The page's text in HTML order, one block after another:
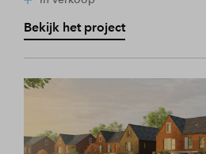
Bekijk het project